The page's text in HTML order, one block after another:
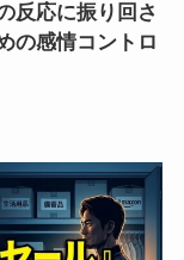
反応に振り回さ
の感情コントロ